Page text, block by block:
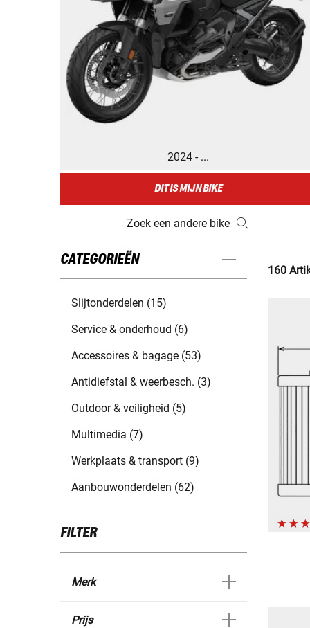
2024 - ...
DIT IS MIJN BIKE
Zoek een andere bike
CATEGORIEËN
Slijtonderdelen (15)
Service & onderhoud (6)
Accessoires & bagage (53)
Antidiefstal & weerbesch. (3)
Outdoor & veiligheid (5)
Multimedia (7)
Werkplaats & transport (9)
Aanbouwonderdelen (62)
FILTER
Merk
Prijs
160